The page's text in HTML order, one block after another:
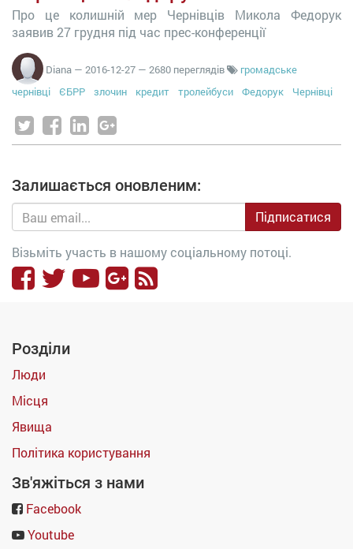
Про це колишній мер Чернівців Микола Федорук
заявив 27 грудня під час прес-конференції
Diana — 2016-12-27 — 2680 переглядів
громадське
чернівці
ЄБРР злочин кредит тролейбуси Федорук Чернівці
Залишається оновленим:
Підписатися
Візьміть участь в нашому соціальному потоці.
Розділи
Люди
Місця
Явища
Політика користування
Зв'яжіться з нами
Facebook
Youtube